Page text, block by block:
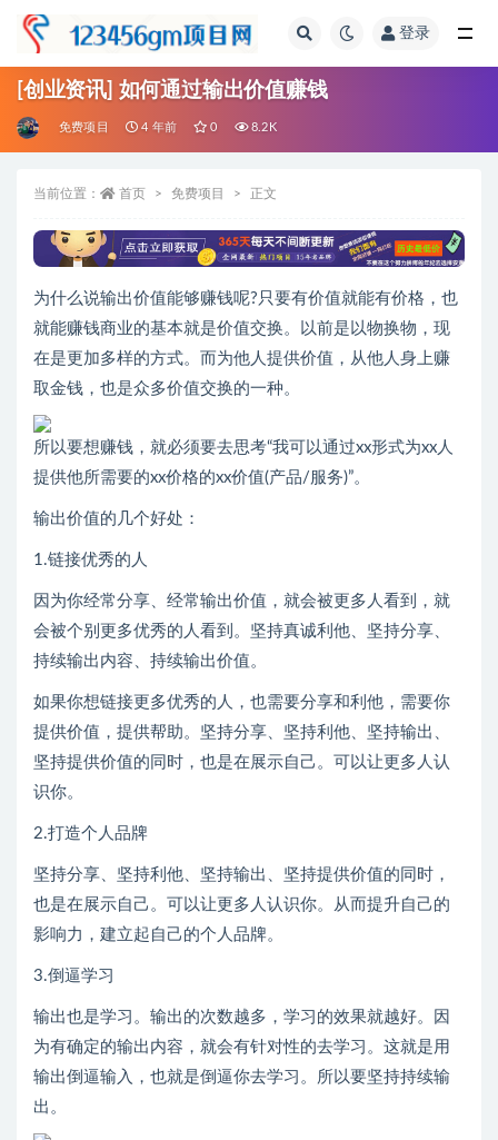
登录
[创业资讯] 如何通过输出价值赚钱
免费项目 4 年前 0 8.2K
当前位置： 首页 免费项目 正文
为什么说输出价值能够赚钱呢?只要有价值就能有价格，也
就能赚钱商业的基本就是价值交换。以前是以物换物，现
在是更加多样的方式。而为他人提供价值，从他人身上赚
取金钱，也是众多价值交换的一种。
所以要想赚钱，就必须要去思考“我可以通过xx形式为xx人
提供他所需要的xx价格的xx价值(产品/服务)”。
输出价值的几个好处：
1.链接优秀的人
因为你经常分享、经常输出价值，就会被更多人看到，就
会被个别更多优秀的人看到。坚持真诚利他、坚持分享、
持续输出内容、持续输出价值。
如果你想链接更多优秀的人，也需要分享和利他，需要你
提供价值，提供帮助。坚持分享、坚持利他、坚持输出、
坚持提供价值的同时，也是在展示自己。可以让更多人认
识你。
2.打造个人品牌
坚持分享、坚持利他、坚持输出、坚持提供价值的同时，
也是在展示自己。可以让更多人认识你。从而提升自己的
影响力，建立起自己的个人品牌。
3.倒逼学习
输出也是学习。输出的次数越多，学习的效果就越好。因
为有确定的输出内容，就会有针对性的去学习。这就是用
输出倒逼输入，也就是倒逼你去学习。所以要坚持持续输
出。